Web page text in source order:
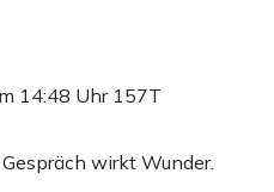
14:48 Uhr 157T
wirkt Wunder.